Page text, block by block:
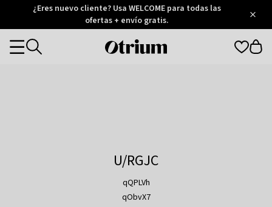
Otrium
Trustpilot
¿Eres nuevo cliente? Usa WELCOME para todas las
ofertas + envío gratis.
Otrium
Categories
U/RGJC
qQPLVh
qObvX7